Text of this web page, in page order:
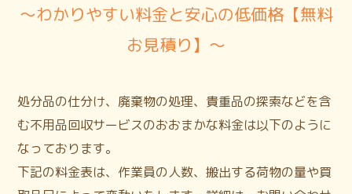
〜わかりやすい料金と安心の低価格【無料
お見積り】〜
処分品の仕分け、廃棄物の処理、貴重品の探索などを含
む不用品回収サービスのおおまかな料金は以下のように
なっております。
下記の料金表は、作業員の人数、搬出する荷物の量や買